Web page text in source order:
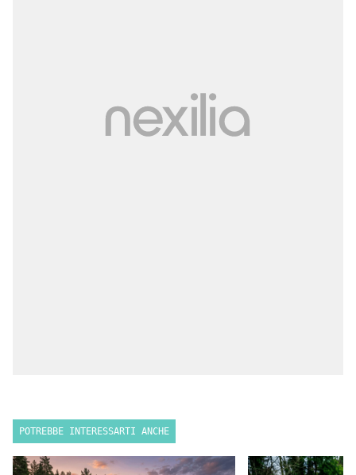
POTREBBE INTERESSARTI ANCHE